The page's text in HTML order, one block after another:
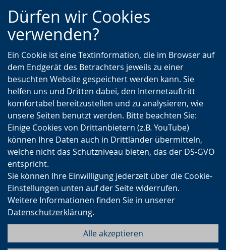
Zur
Hauptnavigation
Zur
Seitennavigation
Zum
Inhalt
Dürfen wir Cookies
verwenden?
Ein Cookie ist eine Textinformation, die im Browser auf
dem Endgerät des Betrachters jeweils zu einer
besuchten Website gespeichert werden kann. Sie
helfen uns und Dritten dabei, den Internetauftritt
komfortabel bereitzustellen und zu analysieren, wie
unsere Seiten benutzt werden. Bitte beachten Sie:
Einige Cookies von Drittanbietern (z.B. YouTube)
können Ihre Daten auch in Drittländer übermitteln,
welche nicht das Schutzniveau bieten, das der DS-GVO
entspricht.
Sie können Ihre Einwilligung jederzeit über die Cookie-
Einstellungen unten auf der Seite widerrufen.
Weitere Informationen finden Sie in unserer
Datenschutzerklärung.
Alle akzeptieren